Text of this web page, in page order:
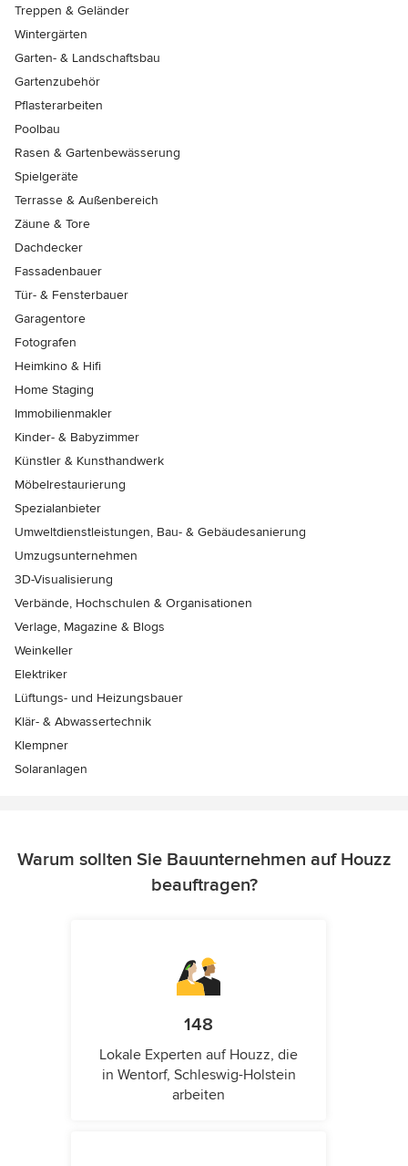
Treppen & Geländer
Wintergärten
Garten- & Landschaftsbau
Gartenzubehör
Pflasterarbeiten
Poolbau
Rasen & Gartenbewässerung
Spielgeräte
Terrasse & Außenbereich
Zäune & Tore
Dachdecker
Fassadenbauer
Tür- & Fensterbauer
Garagentore
Fotografen
Heimkino & Hifi
Home Staging
Immobilienmakler
Kinder- & Babyzimmer
Künstler & Kunsthandwerk
Möbelrestaurierung
Spezialanbieter
Umweltdienstleistungen, Bau- & Gebäudesanierung
Umzugsunternehmen
3D-Visualisierung
Verbände, Hochschulen & Organisationen
Verlage, Magazine & Blogs
Weinkeller
Elektriker
Lüftungs- und Heizungsbauer
Klär- & Abwassertechnik
Klempner
Solaranlagen
Warum sollten Sie Bauunternehmen auf Houzz
beauftragen?
148
Lokale Experten auf Houzz, die
in Wentorf, Schleswig-Holstein
arbeiten